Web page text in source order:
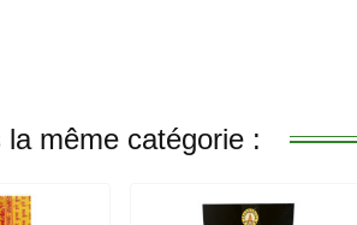
même catégorie :